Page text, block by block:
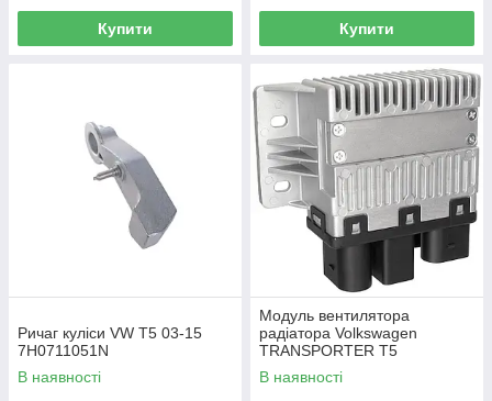
Купити Купити
Ричаг куліси VW T5 03-15
7H0711051N
В наявності
Модуль вентилятора
радіатора Volkswagen
TRANSPORTER T5
Фургон 03-15 7H0919506D
В наявності